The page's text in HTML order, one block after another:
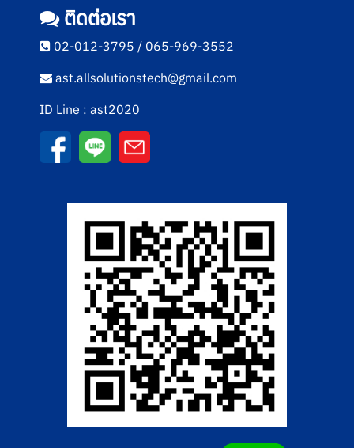
ติดต่อเรา
02-012-3795 / 065-969-3552
ast.allsolutionstech@gmail.com
ID Line : ast2020